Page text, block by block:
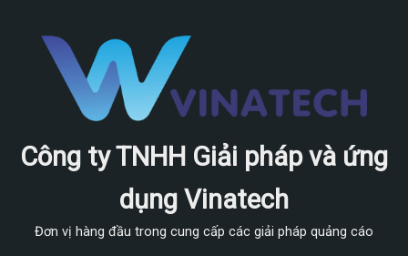
Công ty TNHH Giải pháp và ứng
dụng Vinatech
Đơn vị hàng đầu trong cung cấp các giải pháp quảng cáo